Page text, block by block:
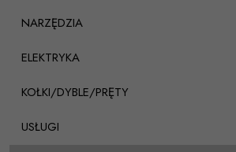
NARZĘDZIA
ELEKTRYKA
KOŁKI/DYBLE/PRĘTY
USŁUGI